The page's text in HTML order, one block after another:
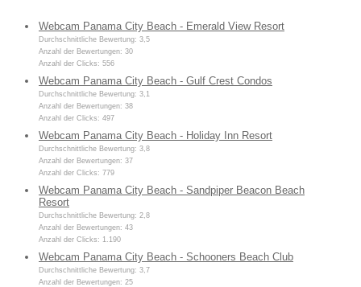
Webcam Panama City Beach - Emerald View Resort
Durchschnittliche Bewertung: 3,5
Anzahl der Bewertungen: 30
Anzahl der Clicks: 556
Webcam Panama City Beach - Gulf Crest Condos
Durchschnittliche Bewertung: 3,1
Anzahl der Bewertungen: 38
Anzahl der Clicks: 497
Webcam Panama City Beach - Holiday Inn Resort
Durchschnittliche Bewertung: 3,8
Anzahl der Bewertungen: 37
Anzahl der Clicks: 779
Webcam Panama City Beach - Sandpiper Beacon Beach
Resort
Durchschnittliche Bewertung: 2,8
Anzahl der Bewertungen: 43
Anzahl der Clicks: 1.190
Webcam Panama City Beach - Schooners Beach Club
Durchschnittliche Bewertung: 3,7
Anzahl der Bewertungen: 25